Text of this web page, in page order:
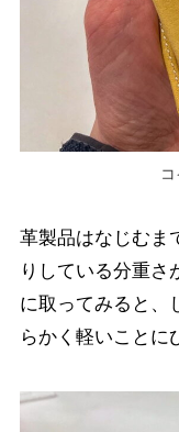
革製品はなじむま
りしている分重さ
に取ってみると、
らかく軽いことに